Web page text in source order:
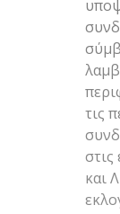
τις
στις
και